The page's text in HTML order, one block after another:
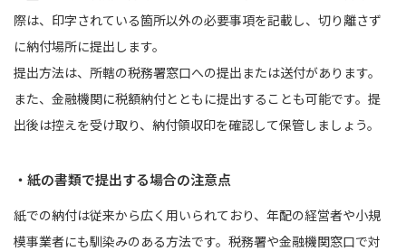
際は、印字されている箇所以外の必要事項を記載し、切り離さず
に納付場所に提出します。
提出方法は、所轄の税務署窓口への提出または送付があります。
また、金融機関に税額納付とともに提出することも可能です。提
出後は控えを受け取り、納付領収印を確認して保管しましょう。
・紙の書類で提出する場合の注意点
紙での納付は従来から広く用いられており、年配の経営者や小規
模事業者にも馴染みのある方法です。税務署や金融機関窓口で対